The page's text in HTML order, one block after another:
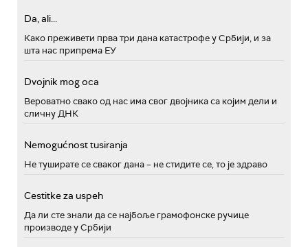
Da, ali...
Како преживети прва три дана катастрофе у Србији, и за
шта нас припрема ЕУ
Dvojnik mog oca
Вероватно свако од нас има свог двојника са којим дели и
сличну ДНК
Nemogućnost tusiranja
Не туширате се сваког дана – не стидите се, то је здраво
Cestitke za uspeh
Да ли сте знали да се најбоље грамофонске ручице
производе у Србији